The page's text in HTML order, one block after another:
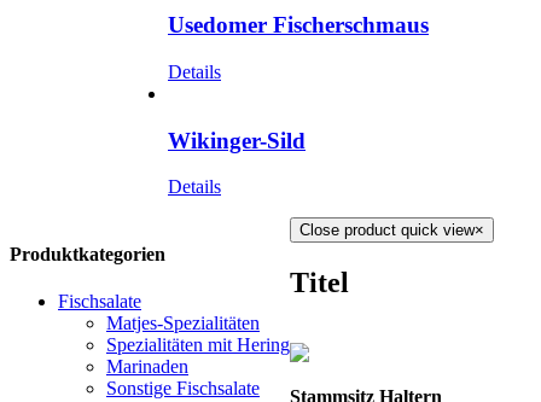
Usedomer Fischerschmaus
Details
Wikinger-Sild
Details
Produktkategorien
Fischsalate
Matjes-Spezialitäten
Spezialitäten mit Hering
Marinaden
Sonstige Fischsalate
Close product quick view×
Titel
Stammsitz Haltern